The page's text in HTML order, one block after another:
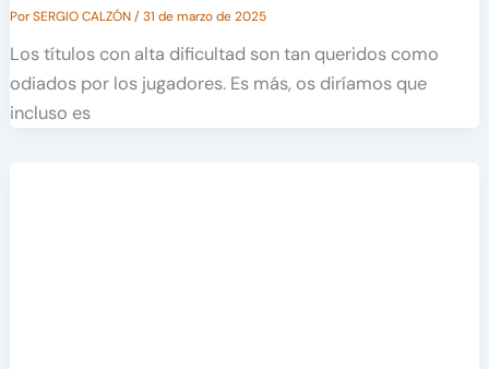
PorSERGIO CALZÓN/31 de marzo de 2025
Los títulos con alta dificultad son tan queridos como
odiados por los jugadores. Es más, os diríamos que
incluso es